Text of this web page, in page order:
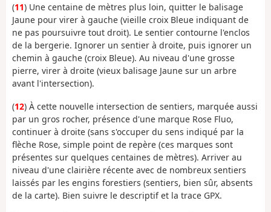
(11) Une centaine de mètres plus loin, quitter le balisage
Jaune pour virer à gauche (vieille croix Bleue indiquant de
ne pas poursuivre tout droit). Le sentier contourne l'enclos
de la bergerie. Ignorer un sentier à droite, puis ignorer un
chemin à gauche (croix Bleue). Au niveau d'une grosse
pierre, virer à droite (vieux balisage Jaune sur un arbre
avant l'intersection).
(12) À cette nouvelle intersection de sentiers, marquée aussi
par un gros rocher, présence d'une marque Rose Fluo,
continuer à droite (sans s'occuper du sens indiqué par la
flèche Rose, simple point de repère (ces marques sont
présentes sur quelques centaines de mètres). Arriver au
niveau d'une clairière récente avec de nombreux sentiers
laissés par les engins forestiers (sentiers, bien sûr, absents
de la carte). Bien suivre le descriptif et la trace GPX.